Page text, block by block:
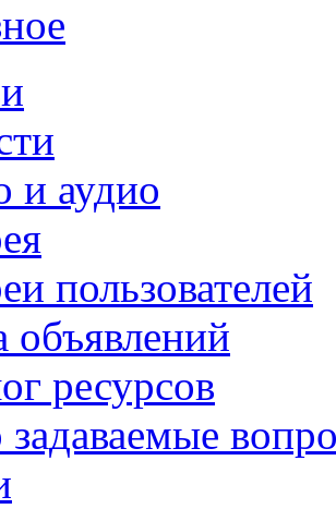
и аудио
пользователей
объявлений
ресурсов
задаваемые